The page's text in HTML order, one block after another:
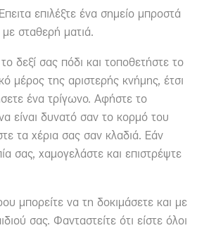
επιλέξτε ένα σημείο μπροστά
με σταθερή ματιά.
δεξί σας πόδι και τοποθετήστε το
μέρος της αριστερής κνήμης, έτσι
ένα τρίγωνο. Αφήστε το
είναι δυνατό σαν το κορμό του
τα χέρια σας σαν κλαδιά. Εάν
σας, χαμογελάστε και επιστρέψτε
μπορείτε να τη δοκιμάσετε και με
σας. Φανταστείτε ότι είστε όλοι